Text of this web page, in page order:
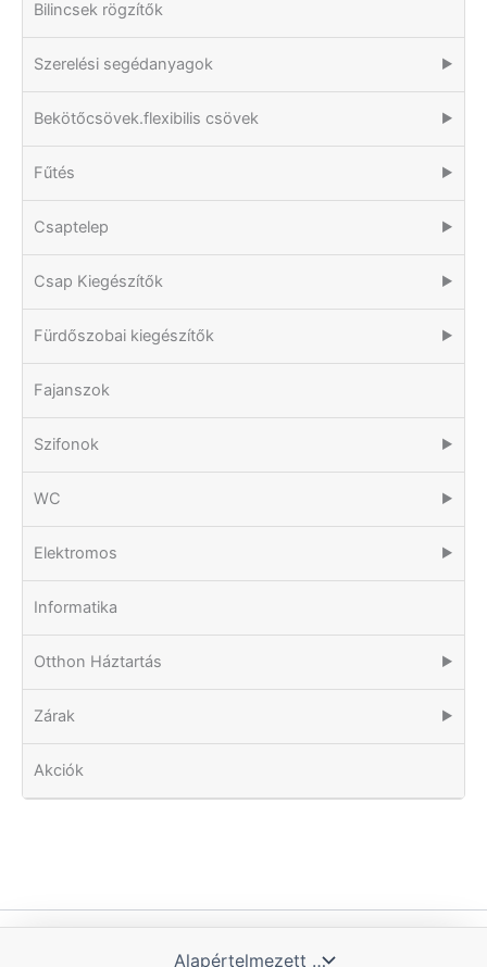
Bilincsek rögzítők
Szerelési segédanyagok ▶
Bekötőcsövek.flexibilis csövek ▶
Fűtés ▶
Csaptelep ▶
Csap Kiegészítők ▶
Fürdőszobai kiegészítők ▶
Fajanszok
Szifonok ▶
WC ▶
Elektromos ▶
Informatika
Otthon Háztartás ▶
Zárak ▶
Akciók
Copyright © 2026 Tomka Kft. | Powered by Blue Hill IT Solutions